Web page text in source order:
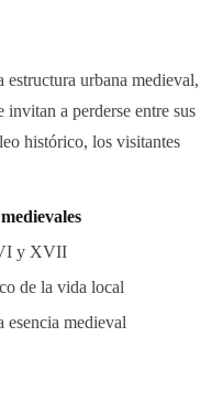
urbana medieval,
invitan a perderse entre sus
histórico, los visitantes
y XVII
de la vida local
esencia medieval